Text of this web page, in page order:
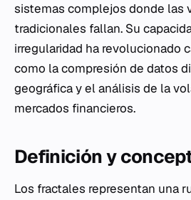
sistemas complejos donde las
tradicionales fallan. Su
irregularidad ha revolucionado
como la compresión de datos
geográfica y el análisis de la
mercados financieros.
Definición y
Los fractales representan una